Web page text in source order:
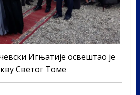
Игњатије освештао је
Светог Томе